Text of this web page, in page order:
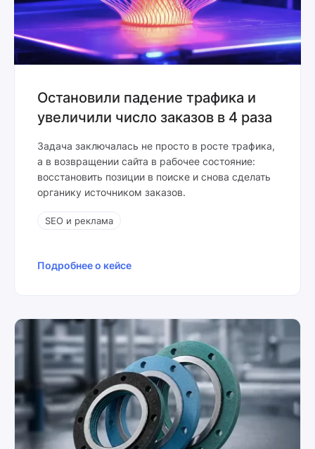
Остановили падение трафика и
увеличили число заказов в 4 раза
Задача заключалась не просто в росте трафика,
а в возвращении сайта в рабочее состояние:
восстановить позиции в поиске и снова сделать
органику источником заказов.
SEO и реклама
Подробнее о кейсе